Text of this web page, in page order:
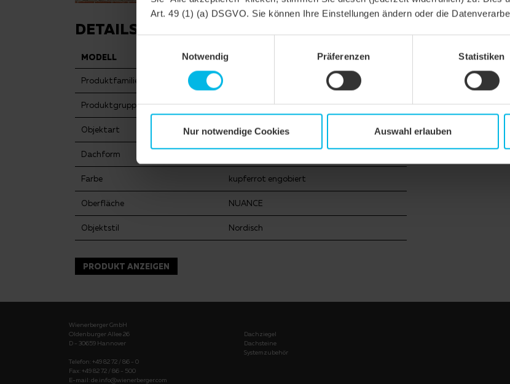
Art. 49 (1) (a) DSGVO. Sie können Ihre Einstellungen ändern oder die
Notwendig
Präferenzen Statistiken
Nur notwendige Cookies Auswahl erlauben
DETAILS
MODELL
Produktfamilie
Produktgruppe Dachziegel
Objektart Einfamilienhaus
Dachform
Farbe kupferrot engobiert
Oberfläche NUANCE
Objektstil Nordisch
PRODUKT ANZEIGEN
Wienerberger GmbH
Oldenburger Allee 26
D - 30659 Hannover
Telefon: +49 82 72 / 86 - 0
Fax: +49 82 72 / 86 - 500
E-mail: de.info@wienerberger.com
Dachziegel
Dachsteine
Systemzubehör